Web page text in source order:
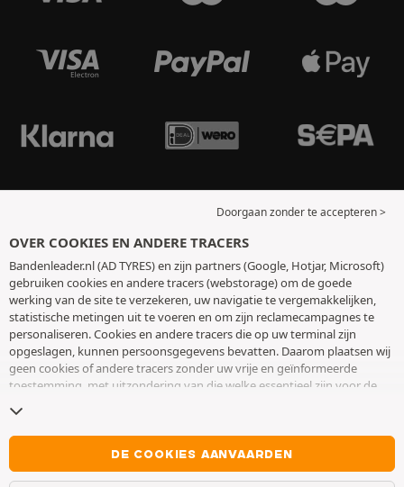
Doorgaan zonder te accepteren >
OVER COOKIES EN ANDERE TRACERS
Bandenleader.nl (AD TYRES) en zijn partners (Google, Hotjar, Microsoft)
gebruiken cookies en andere tracers (webstorage) om de goede
werking van de site te verzekeren, uw navigatie te vergemakkelijken,
statistische metingen uit te voeren en om zijn reclamecampagnes te
personaliseren. Cookies en andere tracers die op uw terminal zijn
opgeslagen, kunnen persoonsgegevens bevatten. Daarom plaatsen wij
geen cookies of andere tracers zonder uw vrije en geïnformeerde
toestemming, met uitzondering van die welke essentieel zijn voor de
toestemming op elk moment intrekken door naar de pagina over
cookies en andere tracerste gaan. U kunt ervoor kiezen om verder te
surfen zonder het deponeren van cookies of andere tracers te
aanvaarden. Weigering verhindert de toegang tot diensten niet AD
DE COOKIES AANVAARDEN